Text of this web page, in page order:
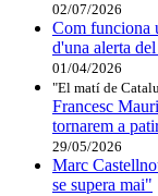
02/07/2026
Com funciona
d'una alerta
01/04/2026
"El matí de
Francesc
tornarem a
29/05/2026
Marc
se supera mai"